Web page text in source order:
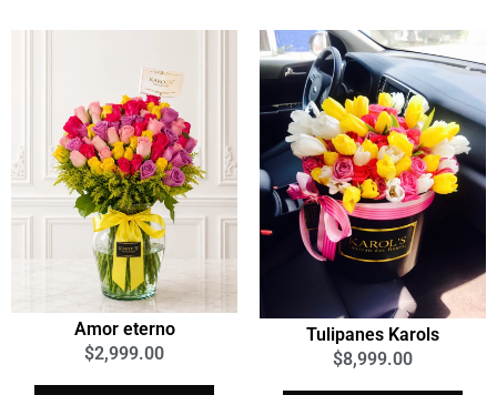
Amor eterno
$2,999.00
Tulipanes Karols
$8,999.00